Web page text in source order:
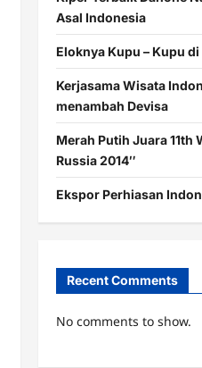
Asal Indonesia
Eloknya Kupu – Kupu
Kerjasama Wisata
menambah Devisa
Merah Putih Juara 11th
Russia 2014″
Ekspor Perhiasan
Recent Comments
No comments to show.